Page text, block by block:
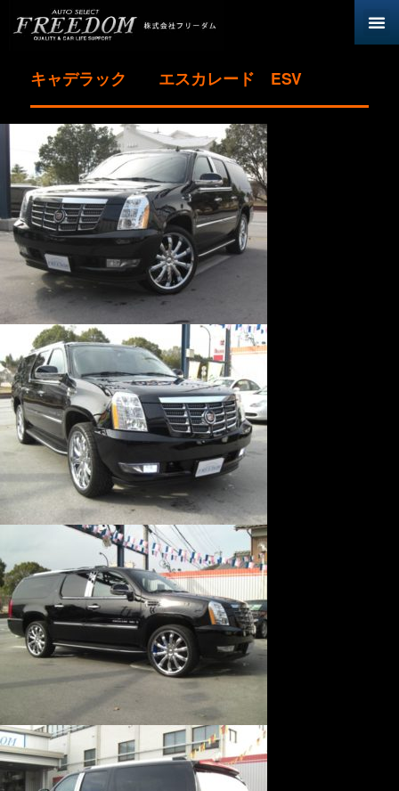
キャデラック エスカレード ESV